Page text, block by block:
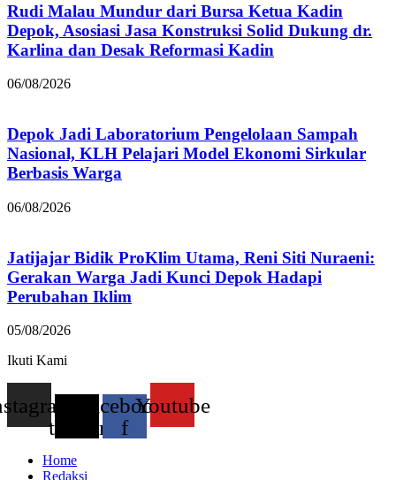
Rudi Malau Mundur dari Bursa Ketua Kadin
Depok, Asosiasi Jasa Konstruksi Solid Dukung dr.
Karlina dan Desak Reformasi Kadin
06/08/2026
Depok Jadi Laboratorium Pengelolaan Sampah
Nasional, KLH Pelajari Model Ekonomi Sirkular
Berbasis Warga
06/08/2026
Jatijajar Bidik ProKlim Utama, Reni Siti Nuraeni:
Gerakan Warga Jadi Kunci Depok Hadapi
Perubahan Iklim
05/08/2026
Ikuti Kami
twitter
Facebook-
f
Youtube
Home
Redaksi